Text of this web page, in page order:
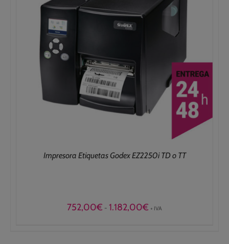
Impresora Etiquetas Godex EZ2250i TD o TT
752,00€ - 1.182,00€ Rango
+ IVA